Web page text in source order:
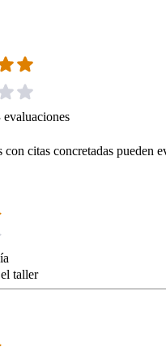
evaluaciones
con citas concretadas pueden
taller